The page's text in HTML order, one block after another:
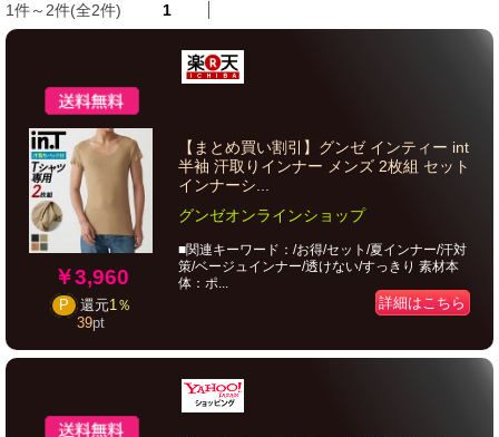
1件～2件(全2件) 1
￥3,960
P 還元1％
39pt
【まとめ買い割引】グンゼ インティー int
半袖 汗取りインナー メンズ 2枚組 セット
インナーシ...
グンゼオンラインショップ
■関連キーワード：/お得/セット/夏インナー/汗対
策/ベージュインナー/透けない/すっきり 素材本
体：ポ...
詳細はこちら